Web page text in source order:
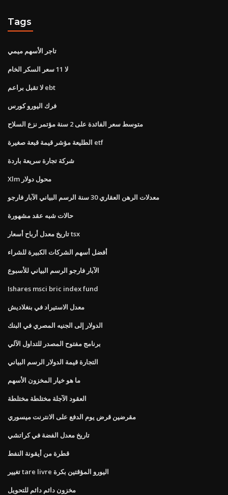
Tags
تاجر الأسهم ميمي
لا 11 سعر السكر الخام
لا تقبل براعم ebt
فرك اليورو كورس
متوسط ​​سعر الفائدة على 2 سنة مؤتمر نزع السلاح
الطليعة مؤشر قيمة قبعة صغيرة etf
شركة تجارة سريعة باردة
Xlm محول دولار
معدلات الرهن العقاري 30 سنة الرسم البياني الآبار فارجو
حالات شبه عقد مشهورة
تاريخ معدل أرباح أسعار tsx
أفضل أسهم الشركات الكبيرة للشراء
الآبار فارجو الرسم البياني للأسبوع
Ishares msci bric index fund
معدل الاستيراد في بنغلاديش
الدولار إلى الجنيه المصري في البنك
برنامج مفتوح المصدر للتداول الآلي
التجارة قيمة الدولار الرسم البياني
ما هو خيار المخزون الأسهم
العقود الآجلة مختلطة مختلطة
مقرضين قرض يوم الدفع على الانترنت ميسوري
تاريخ معدل الفضة في كراتشي
قطرة من أيقونة النفط
تغيير tare livre اليورو المؤقتين بكرة
مخزون دائم دائم للتحويل